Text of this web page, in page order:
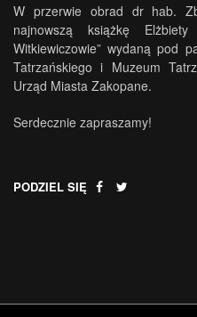
W przerwie obrad dr hab.
najnowszą książkę
Witkiewiczowie” wydaną pod
Tatrzańskiego i Muzeum
Urząd Miasta Zakopane.
Serdecznie zapraszamy!
PODZIEL SIĘ